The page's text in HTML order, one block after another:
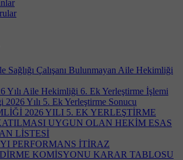
Sağlığı Çalışanı Bulunmayan Aile Hekimliği
Yılı Aile Hekimliği 6. Ek Yerleştirme İşlemi
Yılı 5. Ek Yerleştirme Sonucu
2026 YILI 5. EK YERLEŞTİRME
UYGUN OLAN HEKİM ESAS
LİSTESİ
PERFORMANS İTİRAZ
KOMİSYONU KARAR TABLOSU